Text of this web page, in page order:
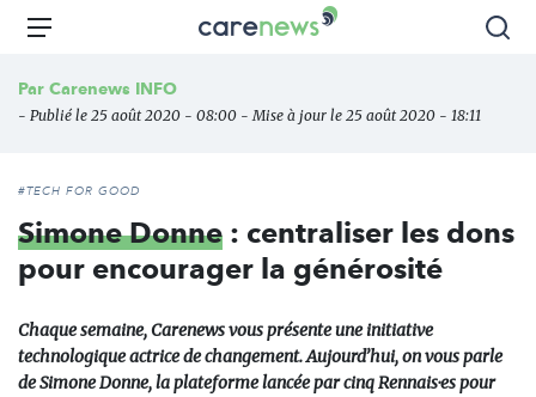
Aller
principal
Carenews,
des
Menu
Par Carenews INFO
- Publié le 25 août 2020 - 08:00 - Mise à jour le 25 août 2020 - 18:11
#TECH FOR GOOD
Simone Donne : centraliser les dons
pour encourager la générosité
Chaque semaine, Carenews vous présente une initiative
technologique actrice de changement. Aujourd’hui, on vous parle
de Simone Donne, la plateforme lancée par cinq Rennais·es pour